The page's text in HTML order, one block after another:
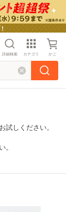
詳細検索 カテゴリ かご
試しください。
。